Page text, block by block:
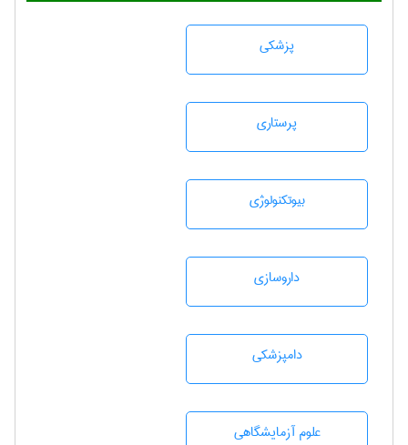
پزشكی
پرستاری
بيوتكنولوژی
داروسازی
دامپزشكی
علوم آزمايشگاهی